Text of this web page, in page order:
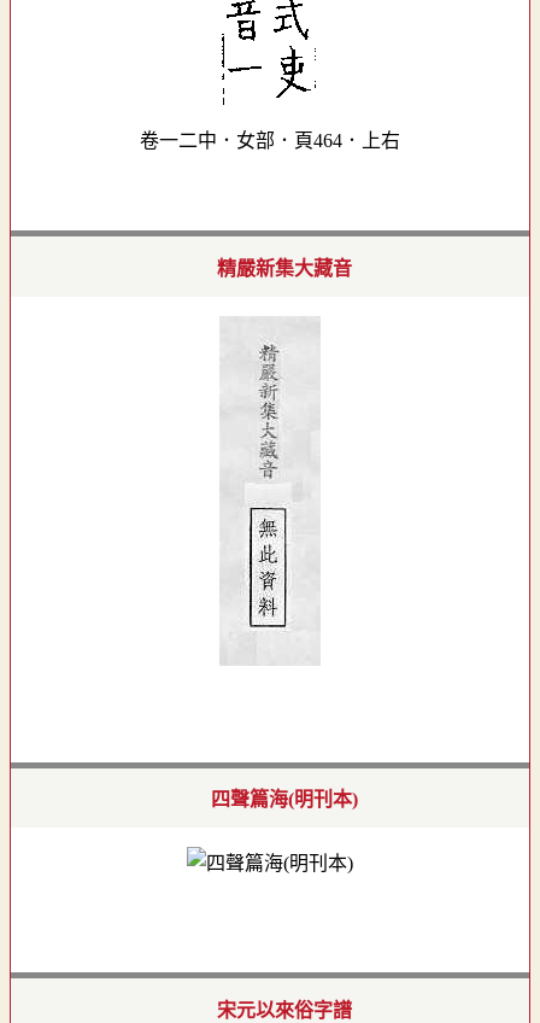
卷一二中．女部．頁464．上右
精嚴新集大藏音
四聲篇海(明刊本)
宋元以來俗字譜